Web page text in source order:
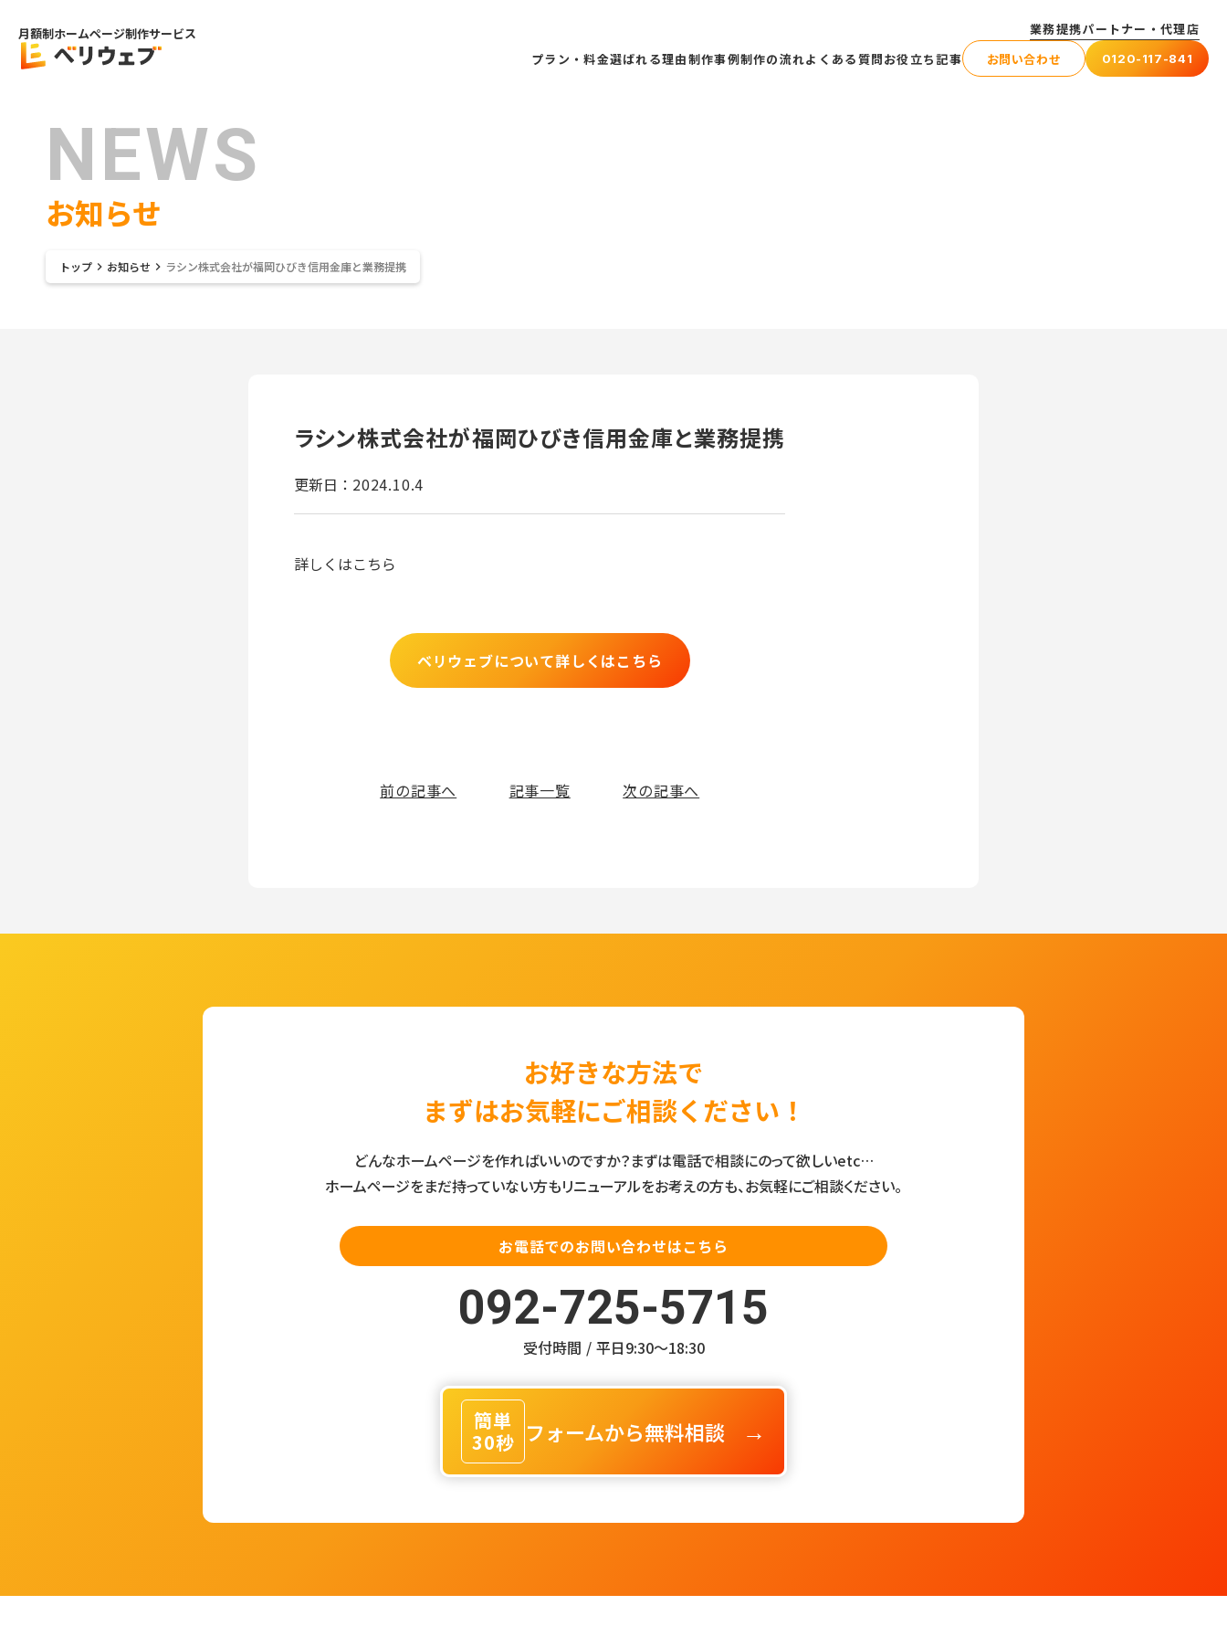
NEWS
お知らせ
トップ keyboard_arrow_right お知らせ keyboard_arrow_right ラシン株式会社が福岡ひびき信用金庫と業務提携
月額制ホームページ制作サービス
業務提携パートナー・代理店
プラン・料金選ばれる理由制作事例制作の流れよくある質問お役立ち記事 お問い合わせ 0120-117-841
ラシン株式会社が福岡ひびき信用金庫と業務提携
更新日： 2024.10.4
詳しくはこちら
ベリウェブについて詳しくはこちら
前の記事へ 記事一覧 次の記事へ
お好きな方法で
まずはお気軽にご相談ください！
どんなホームページを作ればいいのですか？まずは電話で相談にのって欲しいetc…
ホームページをまだ持っていない方もリニューアルをお考えの方も、お気軽にご相談ください。
お電話でのお問い合わせはこちら
092-725-5715
受付時間 / 平日9:30〜18:30
簡単
30秒 フォームから無料相談 →